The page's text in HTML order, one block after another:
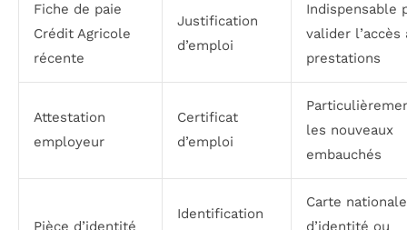
Fiche de paie
Crédit Agricole
récente
Justification
d’emploi
Indispensable
valider l’accès
prestations
Attestation
employeur
Certificat
d’emploi
les nouveaux
embauchés
Pièce d’identité
Identification
Carte nationale
d’identité ou